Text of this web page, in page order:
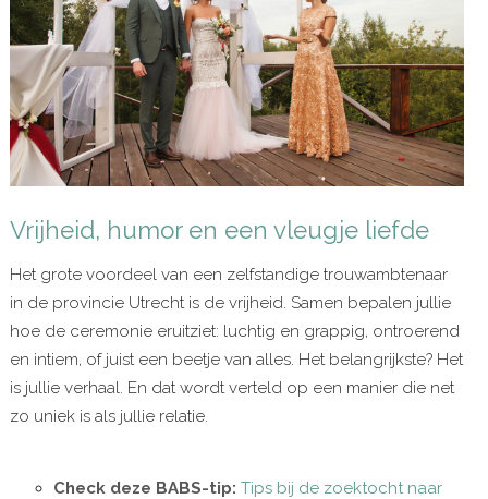
Vrijheid, humor en een vleugje liefde
Het grote voordeel van een zelfstandige trouwambtenaar
in de provincie Utrecht is de vrijheid. Samen bepalen jullie
hoe de ceremonie eruitziet: luchtig en grappig, ontroerend
en intiem, of juist een beetje van alles. Het belangrijkste? Het
is jullie verhaal. En dat wordt verteld op een manier die net
zo uniek is als jullie relatie.
Check deze BABS-tip: Tips bij de zoektocht naar